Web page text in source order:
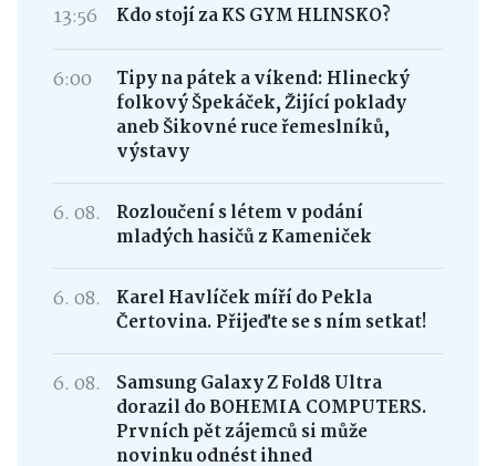
13:56 Kdo stojí za KS GYM HLINSKO?
6:00
Tipy na pátek a víkend: Hlinecký
folkový Špekáček, Žijící poklady
aneb Šikovné ruce řemeslníků,
výstavy
6. 08.
Rozloučení s létem v podání
mladých hasičů z Kameniček
6. 08.
Karel Havlíček míří do Pekla
Čertovina. Přijeďte se s ním setkat!
6. 08.
Samsung Galaxy Z Fold8 Ultra
dorazil do BOHEMIA COMPUTERS.
Prvních pět zájemců si může
novinku odnést ihned